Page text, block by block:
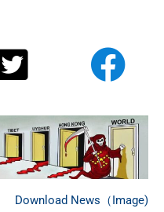
Download News（Image)